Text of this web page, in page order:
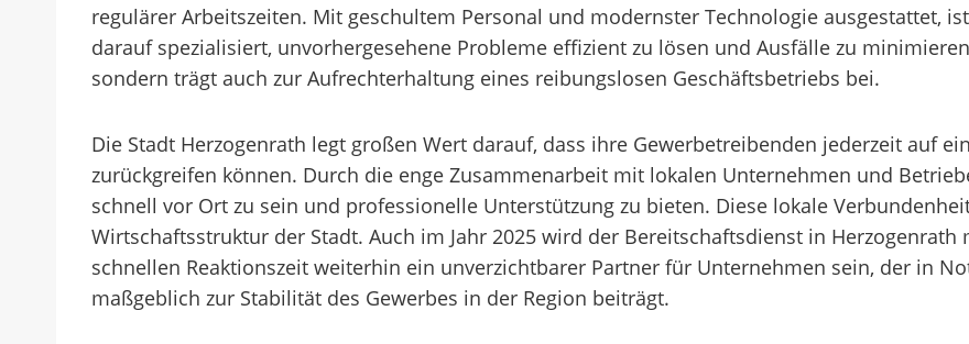
regulärer Arbeitszeiten. Mit geschultem Personal und modernster Technologie ausgestattet,
darauf spezialisiert, unvorhergesehene Probleme effizient zu lösen und Ausfälle zu
sondern trägt auch zur Aufrechterhaltung eines reibungslosen Geschäftsbetriebs bei.
Die Stadt Herzogenrath legt großen Wert darauf, dass ihre Gewerbetreibenden jederzeit auf
zurückgreifen können. Durch die enge Zusammenarbeit mit lokalen Unternehmen und
schnell vor Ort zu sein und professionelle Unterstützung zu bieten. Diese lokale
Wirtschaftsstruktur der Stadt. Auch im Jahr 2025 wird der Bereitschaftsdienst in
schnellen Reaktionszeit weiterhin ein unverzichtbarer Partner für Unternehmen sein, der in
maßgeblich zur Stabilität des Gewerbes in der Region beiträgt.